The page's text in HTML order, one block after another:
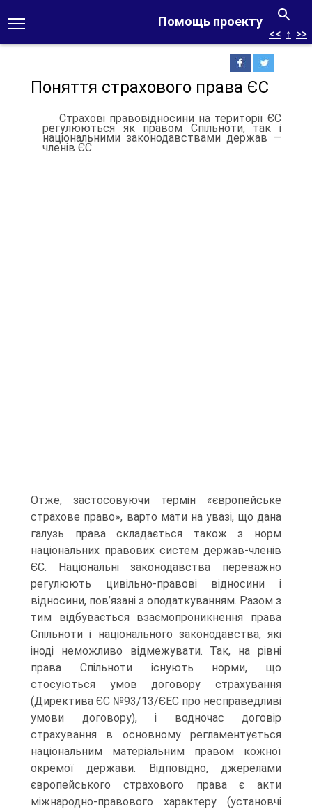
Помощь проекту
<< ↑ >>
Поняття страхового права ЄС
Страхові правовідносини на території ЄС
регулюються як пра­вом Спільноти, так і
національними законодавствами держав —
членів ЄС.
Отже, застосовуючи термін «європейське
страхове пра­во», варто мати на увазі, що дана
галузь права складається також з норм
національних правових систем держав-членів
ЄС. Націона­льні законодавства переважно
регулюють цивільно-правові відно­сини і
відносини, пов’язані з оподаткуванням. Разом з
тим відбу­вається взаємопроникнення права
Спільноти і національного законодавства, які
іноді неможливо відмежувати. Так, на рівні
права Спільноти існують норми, що
стосуються умов договору страхування
(Директива ЄС №93/13/ЄЕС про несправедливі
умови договору), і водночас договір
страхування в основному регламен­тується
національним матеріальним правом кожної
окремої дер­жави. Відповідно, джерелами
європейського страхового права є акти
міжнародно-правового характеру (установчі